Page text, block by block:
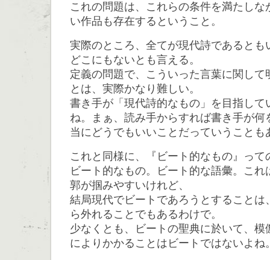
これの問題は、これらの条件を満たし
い作品も存在するということ。
実際のところ、全てが現代詩であるとも
どこにもないとも言える。
定義の問題で、こういった言葉に関して
とは、実際かなり難しい。
書き手が「現代詩的なもの」を目指して
ね。まぁ、読み手からすれば書き手が何
当にどうでもいいことだっていうことも
これと同様に、『ビート的なもの』って
ビート的なもの。ビート的な語彙。こ
郭が掴みやすいけれど、
結局現代でビートであろうとすることは
ら外れることでもあるわけで。
少なくとも、ビートの聖典に於いて、模
によりかかることはビートではないよね